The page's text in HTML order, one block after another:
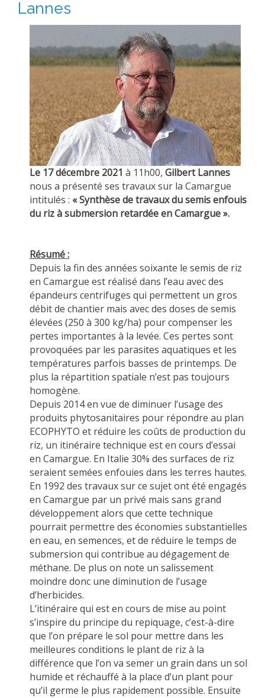
Lannes
Le 17 décembre 2021 à 11h00, Gilbert Lannes
nous a présenté ses travaux sur la Camargue
intitulés : « Synthèse de travaux du semis enfouis
du riz à submersion retardée en Camargue ».
Résumé :
Depuis la fin des années soixante le semis de riz
en Camargue est réalisé dans l’eau avec des
épandeurs centrifuges qui permettent un gros
débit de chantier mais avec des doses de semis
élevées (250 à 300 kg/ha) pour compenser les
pertes importantes à la levée. Ces pertes sont
provoquées par les parasites aquatiques et les
températures parfois basses de printemps. De
plus la répartition spatiale n’est pas toujours
homogène.
Depuis 2014 en vue de diminuer l’usage des
produits phytosanitaires pour répondre au plan
ECOPHYTO et réduire les coûts de production du
riz, un itinéraire technique est en cours d’essai
en Camargue. En Italie 30% des surfaces de riz
seraient semées enfouies dans les terres hautes.
En 1992 des travaux sur ce sujet ont été engagés
en Camargue par un privé mais sans grand
développement alors que cette technique
pourrait permettre des économies substantielles
en eau, en semences, et de réduire le temps de
submersion qui contribue au dégagement de
méthane. De plus on note un salissement
moindre donc une diminution de l’usage
d’herbicides.
L’itinéraire qui est en cours de mise au point
s’inspire du principe du repiquage, c’est-à-dire
que l’on prépare le sol pour mettre dans les
meilleures conditions le plant de riz à la
différence que l’on va semer un grain dans un sol
humide et réchauffé à la place d’un plant pour
qu’il germe le plus rapidement possible. Ensuite